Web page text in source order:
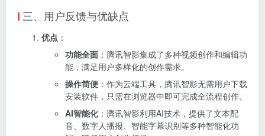
三、用户反馈与优缺点
优点 ：
功能全面 ：腾讯智影集成了多种视频创作和编辑功
能，满足用户多样化的创作需求。
操作简便 ：作为云端工具，腾讯智影无需用户下载
安装软件，只需在浏览器中即可完成全流程创作。
AI智能化：腾讯智影利用AI技术，提供了文本配
音、数字人播报、智能字幕识别等多种智能化功